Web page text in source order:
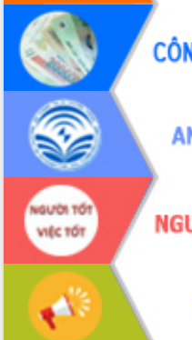
Đắk Lắk sẵn sàng các điều kiện cho
Ngày hội bầu cử đại biểu Quốc hội
khóa XVI và HĐND các cấp nhiệm kỳ
2026-2031
Đảm bảo cuộc bầu cử đại biểu Quốc
hội và đại biểu HĐND các cấp diễn ra
an toàn, hiệu quả, đúng quy định
Thủ tướng Chính phủ Phạm Minh Chính
kiểm tra, chỉ đạo hoàn thành các dự
án cao tốc và thăm khu tái định cư tại
Đắk Lắk
Sôi nổi Hội đua ngựa truyền thống Gò
Thì Thùng mừng Xuân Bính Ngọ 2026
Lãnh đạo tỉnh dâng hương tưởng niệm
tại Đập Đồng Cam đầu Xuân Bính Ngọ
Ngành nông nghiệp phấn đấu tăng
trưởng đạt 5,86% trong năm 2026